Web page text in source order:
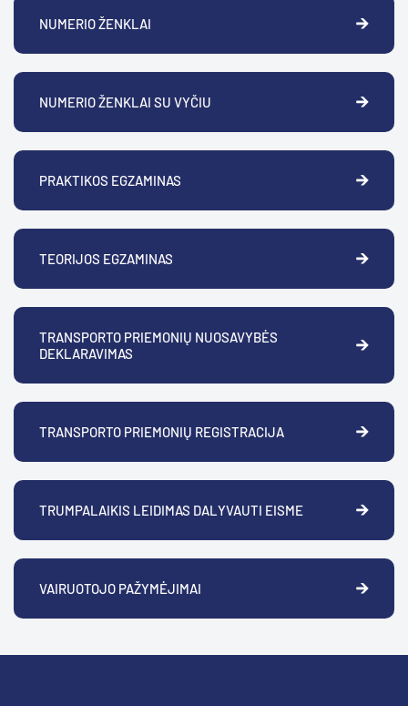
NUMERIO ŽENKLAI
NUMERIO ŽENKLAI SU VYČIU
PRAKTIKOS EGZAMINAS
TEORIJOS EGZAMINAS
TRANSPORTO PRIEMONIŲ NUOSAVYBĖS
DEKLARAVIMAS
TRANSPORTO PRIEMONIŲ REGISTRACIJA
TRUMPALAIKIS LEIDIMAS DALYVAUTI EISME
VAIRUOTOJO PAŽYMĖJIMAI